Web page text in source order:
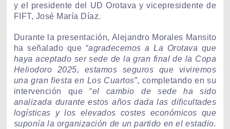
y el presidente del UD Orotava y vicepresidente de
FIFT, José María Díaz.
Durante la presentación, Alejandro Morales Mansito
ha señalado que “agradecemos a La Orotava que
haya aceptado ser sede de la gran final de la Copa
Heliodoro 2025, estamos seguros que viviremos
una gran fiesta en Los Cuartos”, completando en su
intervención que “el cambio de sede ha sido
analizada durante estos años dada las dificultades
logísticas y los elevados costes económicos que
suponía la organización de un partido en el estadio.